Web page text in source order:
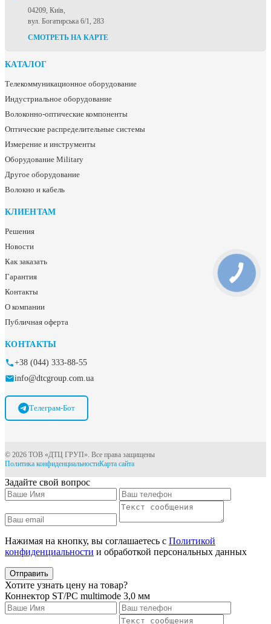
04209, Київ,
вул. Богатирська 6/1, 283
СМОТРЕТЬ НА КАРТЕ
КАТАЛОГ
Телекоммуникационное оборудование
Индустриальное оборудование
Волоконно-оптические компоненты
Оптические распределительные системы
Измерение и инструменты
Оборудование Military
Другое оборудование
Волокно и кабель
КЛИЕНТАМ
Решения
Новости
Как заказать
Гарантия
Контакты
О компании
Публичная оферта
КОНТАКТЫ
+38 (044) 333-88-55
info@dtcgroup.com.ua
Телеграм-Бот
© 2026 ТОВ «ДТЦ ГРУП». Все права защищены
Политика конфиденциальностиКарта сайта
Задайте свой вопрос
Нажимая на кнопку, вы соглашаетесь с Политикой
конфиденциальности и обработкой персональных данных
Отправить
Хотите узнать цену на товар?
Коннектор ST/PC multimode 3,0 мм